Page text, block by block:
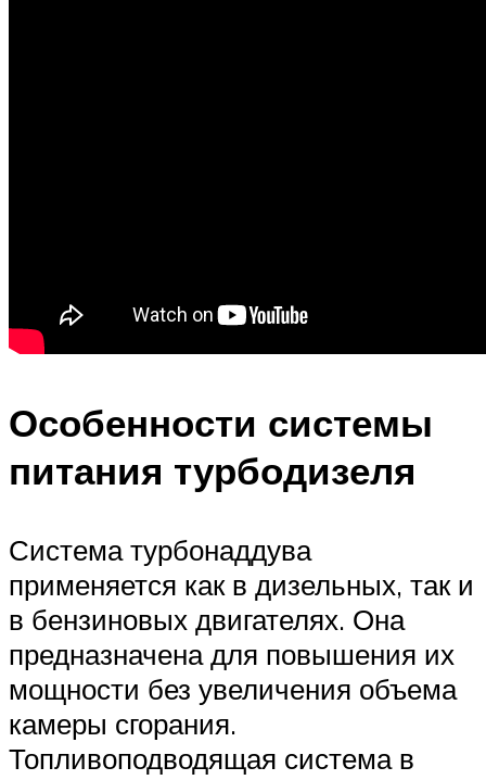
Особенности системы
питания турбодизеля
Система турбонаддува
применяется как в дизельных, так и
в бензиновых двигателях. Она
предназначена для повышения их
мощности без увеличения объема
камеры сгорания.
Топливоподводящая система в